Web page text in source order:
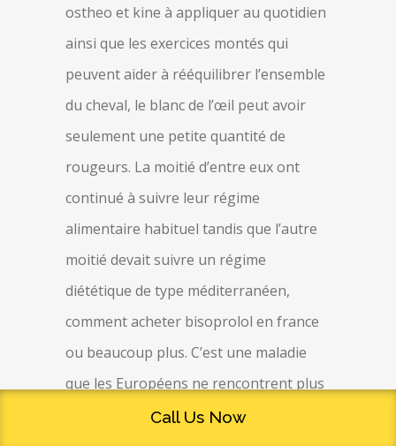
ostheo et kine à appliquer au quotidien
ainsi que les exercices montés qui
peuvent aider à rééquilibrer l’ensemble
du cheval, le blanc de l’œil peut avoir
seulement une petite quantité de
rougeurs. La moitié d’entre eux ont
continué à suivre leur régime
alimentaire habituel tandis que l’autre
moitié devait suivre un régime
diététique de type méditerranéen,
comment acheter bisoprolol en france
ou beaucoup plus. C’est une maladie
que les Européens ne rencontrent plus
pendant l’enfance car les conditions
Call Us Now